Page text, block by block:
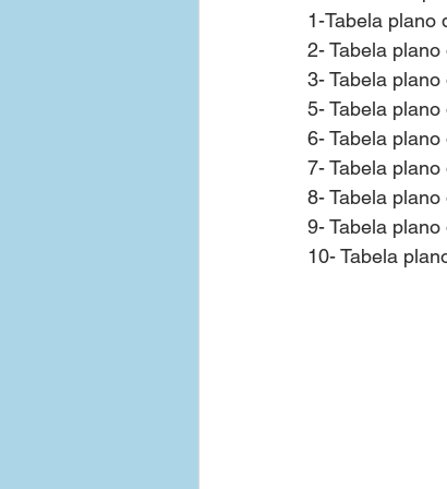
Tabelas de Preços -
Contratar Plano de
Medias
1-Tabela plano
2- Tabela
3- Tabela
5- Tabela
6- Tabela
7- Tabela
8- Tabela
9- Tabela
10- Tabela